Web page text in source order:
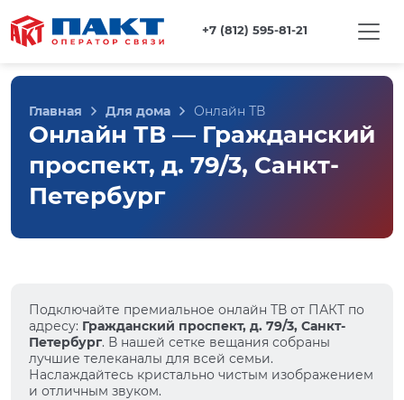
+7 (812) 595-81-21
Главная Для дома Онлайн ТВ
Онлайн ТВ — Гражданский
проспект, д. 79/3, Санкт-
Петербург
Подключайте премиальное онлайн ТВ от ПАКТ по
адресу: Гражданский проспект, д. 79/3, Санкт-
Петербург. В нашей сетке вещания собраны
лучшие телеканалы для всей семьи.
Наслаждайтесь кристально чистым изображением
и отличным звуком.